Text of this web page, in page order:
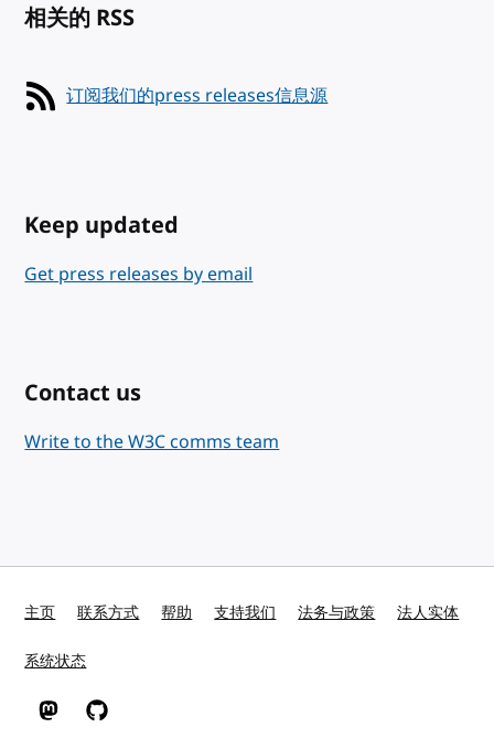
相关的 RSS
订阅我们的press releases信息源
Keep updated
Get press releases by email
Contact us
Write to the W3C comms team
主页 联系方式 帮助 支持我们 法务与政策 法人实体
系统状态
W3C 在 Mastodon
W3C 在 GitHub